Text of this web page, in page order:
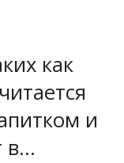
как
и
в…